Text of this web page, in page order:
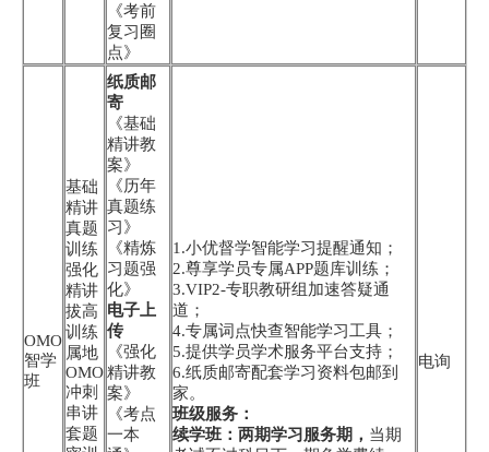
《考前
复习圈
点》
OMO
智学
班
基础
精讲
真题
训练
强化
精讲
拔高
训练
属地
OMO
冲刺
串讲
套题
纸质邮
寄
《基础
精讲教
案》
《历年
真题练
习》
《精炼
习题强
化》
电子上
传
《强化
精讲教
案》
《考点
一本
1.小优督学智能学习提醒通知；
2.尊享学员专属APP题库训练；
3.VIP2-专职教研组加速答疑通
道；
4.专属词点快查智能学习工具；
5.提供学员学术服务平台支持；
6.纸质邮寄配套学习资料包邮到
家。
班级服务：
续学班：两期学习服务期， 当期
电询